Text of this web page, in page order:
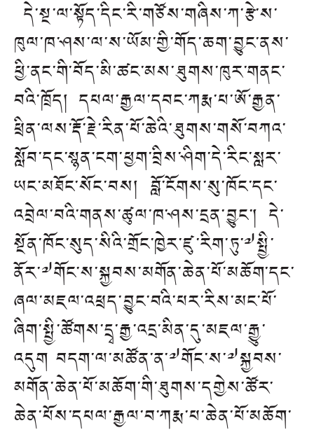
དེ་སྔ་ལ་སྟོད་དིང་རི་གཙོས་གཞིས་ཀ་རྩེ་ས་
ཁུལ་ཁ་ཤས་ལ་ས་ཡོམ་གྱི་གོད་ཆག་བྱུང་ནས་
ཕྱི་ནང་གི་བོད་མི་ཚང་མས་ཐུགས་ཁུར་གནང་
བའི་ཁྲོད། དཔལ་རྒྱལ་དབང་ཀརྨ་པ་ཨོ་རྒྱན་
ཕྲིན་ལས་རྡོ་རྗེ་རིན་པོ་ཆེའི་ཐུགས་གསོ་བཀའ་
སློབ་དང་སྙན་ངག་ཕྱག་བྲིས་ཤིག་དེ་རིང་སླར་
ཡང་མཐོང་སོང་བས། བློ་ངོགས་སུ་ཁོང་དང་
འབྲེལ་བའི་གནས་ཚུལ་ཁ་ཤས་དྲན་བྱུང་། དེ་
སྔོན་ཁོང་སུད་སིའི་གྲོང་ཁྱེར་ཛུ་རིག་ཏུ་༧སྤྱི་
ནོར་༧གོང་ས་སྐྱབས་མགོན་ཆེན་པོ་མཆོག་དང་
ཞལ་མཇལ་འཕྲད་བྱུང་བའི་པར་རིས་མང་པོ་
ཞིག་སྤྱི་ཚོགས་དྲྭ་རྒྱ་འདྲ་མིན་དུ་མཇལ་རྒྱུ་
འདུག།བདག་ལ་མཚོན་ན་༧གོང་ས་༧སྐྱབས་
མགོན་ཆེན་པོ་མཆོག་གི་ཐུགས་དགྱེས་ཚོར་
ཆེན་པོས་དཔལ་རྒྱལ་བ་ཀརྨ་པ་ཆེན་པོ་མཆོག་